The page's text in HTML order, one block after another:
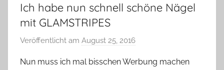
vielesIch habe nun schnell schöne Nägel
mit GLAMSTRIPES
Veröffentlicht am August 25, 2016
n
Nun muss ich mal bisschen Werbung machen